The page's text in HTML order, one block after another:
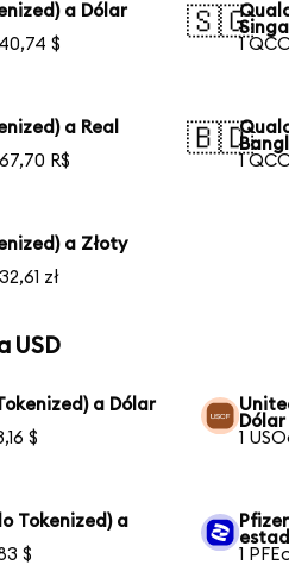
a Dólar
$
🇸🇬
1
a Real
R$
🇧🇩
1
a Złoty
zł
USD
a Dólar
$
1
Tokenized) a
$
1